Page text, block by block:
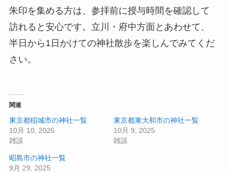
朱印を集める方は、参拝前に授与時間を確認して
訪れると安心です。立川・府中方面とあわせて、
半日から1日かけての神社散歩を楽しんでみてくだ
さい。
関連
東京都稲城市の神社一覧
10月 10, 2025
雑談
東京都東大和市の神社一覧
10月 9, 2025
雑談
昭島市の神社一覧
9月 29, 2025